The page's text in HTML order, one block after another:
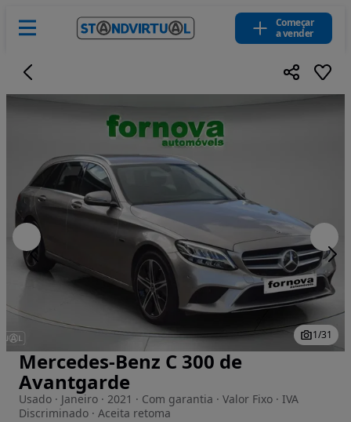
Começar
a vender
Imagem 1 de 31
1/31
Mercedes-Benz C 300 de
Avantgarde
Usado · Janeiro · 2021 · Com garantia · Valor Fixo · IVA
Discriminado · Aceita retoma